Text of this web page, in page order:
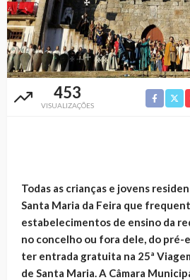
453
VISUALIZAÇÕES
Todas as crianças e jovens
Santa Maria da Feira que
estabelecimentos de ensino da
no concelho ou fora dele, do pré-
ter entrada gratuita na 25ª
de Santa Maria. A Câmara